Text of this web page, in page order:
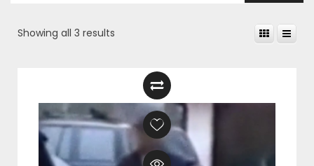
Showing all 3 results